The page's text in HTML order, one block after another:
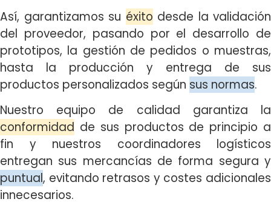
Así, garantizamos su éxito desde la validación
del proveedor, pasando por el desarrollo de
prototipos, la gestión de pedidos o muestras,
hasta la producción y entrega de sus
productos personalizados según sus normas.
Nuestro equipo de calidad garantiza la
conformidad de sus productos de principio a
fin y nuestros coordinadores logísticos
entregan sus mercancías de forma segura y
puntual, evitando retrasos y costes adicionales
innecesarios.